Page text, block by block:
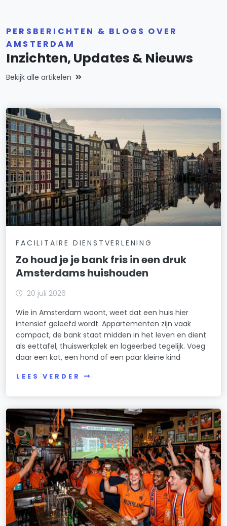
PERSBERICHTEN & BLOGS OVER
AMSTERDAM
Inzichten, Updates & Nieuws
Bekijk alle artikelen
FACILITAIRE DIENSTVERLENING
Zo houd je je bank fris in een druk
Amsterdams huishouden
20 juli 2026
Wie in Amsterdam woont, weet dat een huis hier
intensief geleefd wordt. Appartementen zijn vaak
compact, de bank staat midden in het leven en dient
als eettafel, thuiswerkplek en logeerbed tegelijk. Voeg
daar een kat, een hond of een paar kleine kind
LEES VERDER